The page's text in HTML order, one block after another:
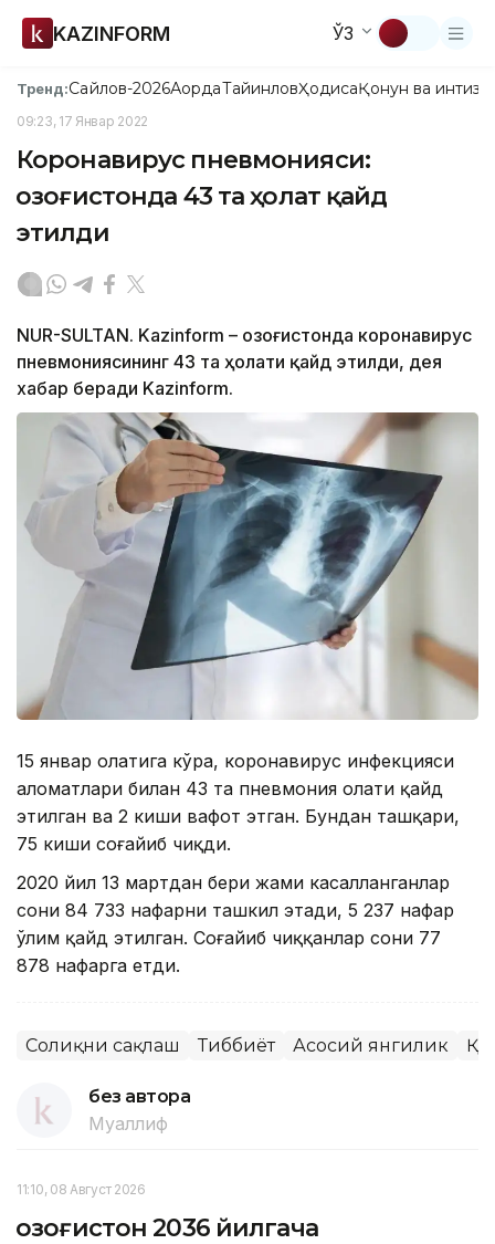
KAZINFORM ЎЗ
Тренд:Сайлов-2026АқордаТайинловҲодисаҚонун ва
09:23, 17 Январ 2022
Коронавирус пневмонияси:
Қозоғистонда 43 та ҳолат қайд
этилди
NUR-SULTAN. Kazinform – Қозоғистонда коронавирус
пневмониясининг 43 та ҳолати қайд этилди, дея
хабар беради Kazinform.
15 январ ҳолатига кўра, коронавирус инфекцияси
аломатлари билан 43 та пневмония ҳолати қайд
этилган ва 2 киши вафот этган. Бундан ташқари,
75 киши соғайиб чиқди.
2020 йил 13 мартдан бери жами касалланганлар
сони 84 733 нафарни ташкил этади, 5 237 нафар
ўлим қайд этилган. Соғайиб чиққанлар сони 77
878 ​​нафарга етди.
Соғлиқни сақлаш Тиббиёт Асосий янгилик ҚР
без автора
Муаллиф
11:10, 08 Август 2026
Қозоғистон 2036 йилгача